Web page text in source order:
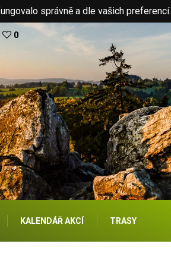
správně a dle vašich preferencí.
0
KALENDÁŘ AKCÍ TRASY